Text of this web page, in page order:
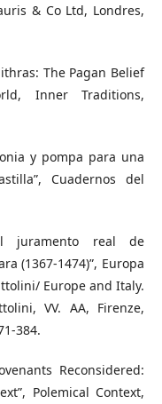
& Co Ltd, Londres,
The Pagan Belief
Inner Traditions,
y pompa para una
Cuadernos del
juramento real de
(1367-1474)”, Europa
Europe and Italy.
VV. AA, Firenze,
384.
Reconsidered:
Polemical Context,